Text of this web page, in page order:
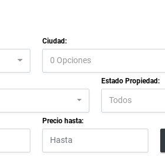
Ciudad:
0 Opciones
Estado Propiedad:
Todos
Precio hasta: